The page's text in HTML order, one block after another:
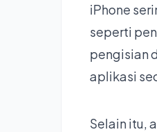
iPhone
seperti
pengisian
aplikasi
Selain itu,